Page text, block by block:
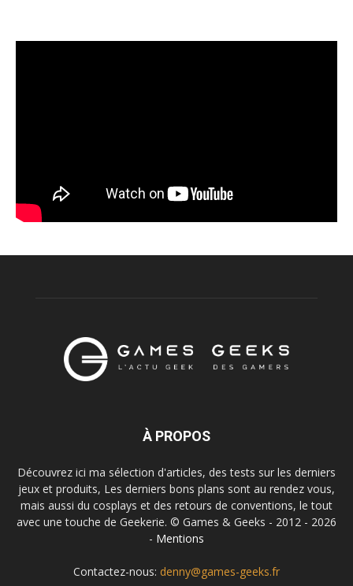
À PROPOS
Découvrez ici ma sélection d'articles, des tests sur les derniers
jeux et produits, Les derniers bons plans sont au rendez vous,
mais aussi du cosplays et des retours de conventions, le tout
avec une touche de Geekerie. © Games & Geeks - 2012 - 2026
- Mentions
Contactez-nous: denny@games-geeks.fr